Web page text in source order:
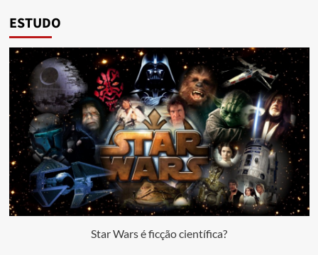
ESTUDO
Star Wars é ficção científica?